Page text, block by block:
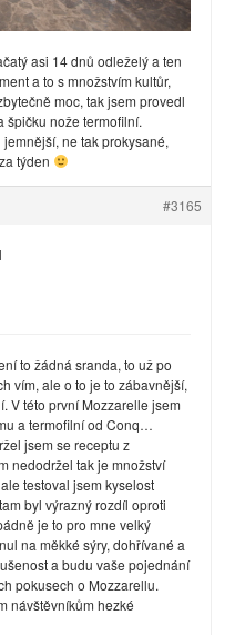
asi 14 dnů odleželý a ten
a to s množstvím kultůr,
moc, tak jsem provedl
špičku nože termofilní.
ne tak prokysané,
týden
#3165
to žádná sranda, to už po
vím, ale o to je to zábavnější,
V této první Mozzarelle jsem
a termofilní od Conq…
jsem se receptu z
nedodržel tak je množství
testoval jsem kyselost
byl výrazný rozdíl oproti
je to pro mne velký
na měkké sýry, dohřívané a
a budu vaše pojednání
pokusech o Mozzarellu.
návštěvníkům hezké